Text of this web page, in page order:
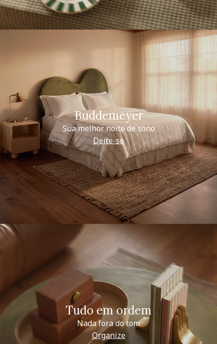
Buddemeyer
Sua melhor noite de sono
Deite-se
Tudo em ordem
Nada fora do tom
Organize